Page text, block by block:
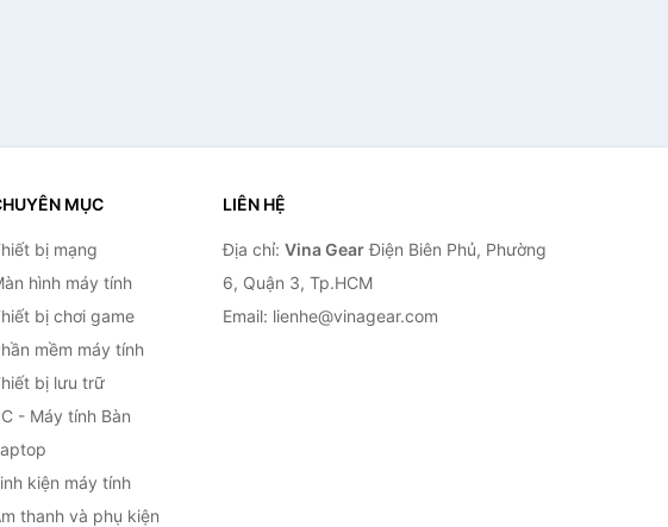
MỤC
bị mạng
hình máy tính
bị chơi game
mềm máy tính
bị lưu trữ
- Máy tính Bàn
kiện máy tính
thanh và phụ kiện
LIÊN HỆ
Địa chỉ: Vina GearĐiện Biên Phủ, Phường
6, Quận 3, Tp.HCM
Email: lienhe@vinagear.com